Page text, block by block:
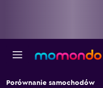
Porównanie samochodów